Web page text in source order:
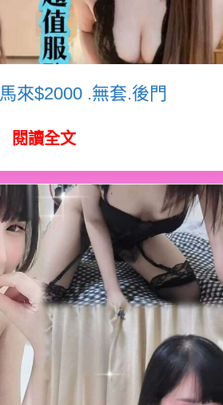
馬來$2000 .無套.後門
閱讀全文